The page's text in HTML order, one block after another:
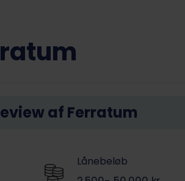
af Ferratum
Lånebeløb